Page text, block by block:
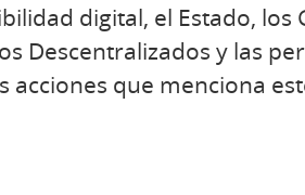
digital, el Estado,
Descentralizados y las
acciones que menciona